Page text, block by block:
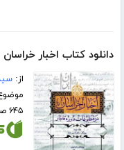
دانلود کتاب اخبار
از:
۶۴۵ صفحه